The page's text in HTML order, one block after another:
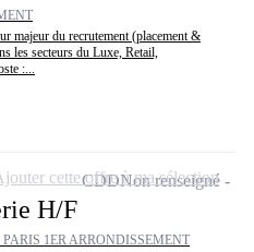
majeur du recrutement (placement &
les secteurs du Luxe, Retail,
:...
H/F
PARIS 1ER ARRONDISSEMENT
CDDNon renseigné
cette offre à ma sélection